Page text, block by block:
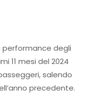
degli
11 mesi del 2024
salendo
precedente.